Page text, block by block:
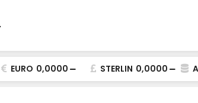
EURO 0,0000 STERLIN 0,0000